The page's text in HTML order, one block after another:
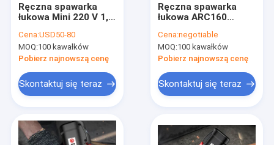
Produkty
Ręczna spawarka
łukowa Mini 220 V 1,4
miedzianymi ustami
zaciskowymi
Cena:USD50-80
MOQ:100 kawałków
Pobierz najnowszą cenę
Skontaktuj się teraz
Ręczna spawarka
łukowa ARC160
inwertorowa 2,5 mm
IGBT
Cena:negotiable
MOQ:100 kawałków
Pobierz najnowszą cenę
Skontaktuj się teraz